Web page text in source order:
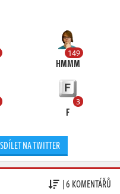
149
HMMM
3
F
SDÍLET NA TWITTER
| 6 KOMENTÁŘŮ